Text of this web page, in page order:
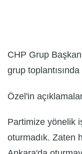
CHP Grup
grup
Özel'in
Partimize yönelik
oturmadık. Zaten